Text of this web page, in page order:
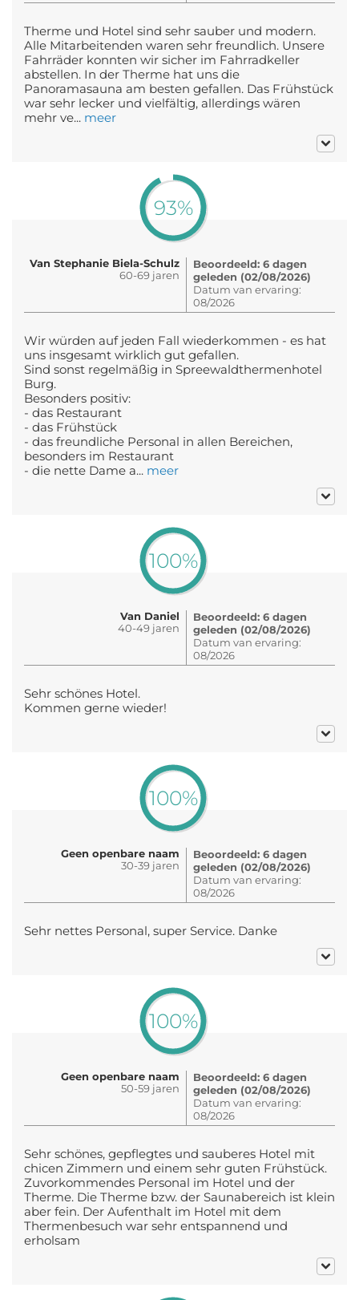
Therme und Hotel sind sehr sauber und modern.
Alle Mitarbeitenden waren sehr freundlich. Unsere
Fahrräder konnten wir sicher im Fahrradkeller
abstellen. In der Therme hat uns die
Panoramasauna am besten gefallen. Das Frühstück
war sehr lecker und vielfältig, allerdings wären
mehr ve... meer
93%
Van Stephanie Biela-Schulz
60-69 jaren
Beoordeeld: 6 dagen
geleden (02/08/2026)
Datum van ervaring:
08/2026
Wir würden auf jeden Fall wiederkommen - es hat
uns insgesamt wirklich gut gefallen.
Sind sonst regelmäßig in Spreewaldthermenhotel
Burg.
Besonders positiv:
- das Restaurant
- das Frühstück
- das freundliche Personal in allen Bereichen,
besonders im Restaurant
- die nette Dame a... meer
100%
Van Daniel
40-49 jaren
Beoordeeld: 6 dagen
geleden (02/08/2026)
Datum van ervaring:
08/2026
Sehr schönes Hotel.
Kommen gerne wieder!
100%
Geen openbare naam
30-39 jaren
Beoordeeld: 6 dagen
geleden (02/08/2026)
Datum van ervaring:
08/2026
Sehr nettes Personal, super Service. Danke
100%
Geen openbare naam
50-59 jaren
Beoordeeld: 6 dagen
geleden (02/08/2026)
Datum van ervaring:
08/2026
Sehr schönes, gepflegtes und sauberes Hotel mit
chicen Zimmern und einem sehr guten Frühstück.
Zuvorkommendes Personal im Hotel und der
Therme. Die Therme bzw. der Saunabereich ist klein
aber fein. Der Aufenthalt im Hotel mit dem
Thermenbesuch war sehr entspannend und
erholsam